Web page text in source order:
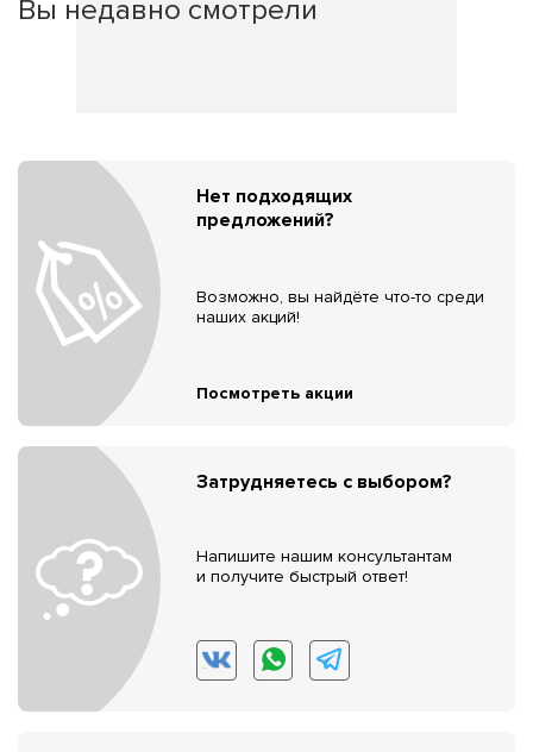
Вы недавно смотрели
Нет подходящих
предложений?
Возможно, вы найдёте что-то среди
наших акций!
Посмотреть акции
Затрудняетесь с выбором?
Напишите нашим консультантам
и получите быстрый ответ!